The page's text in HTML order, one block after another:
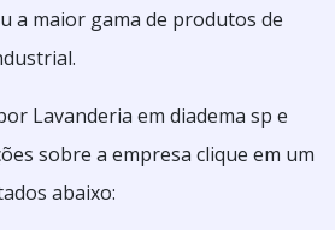
a maior gama de produtos de
Lavanderia em diadema sp e
sobre a empresa clique em um
abaixo: